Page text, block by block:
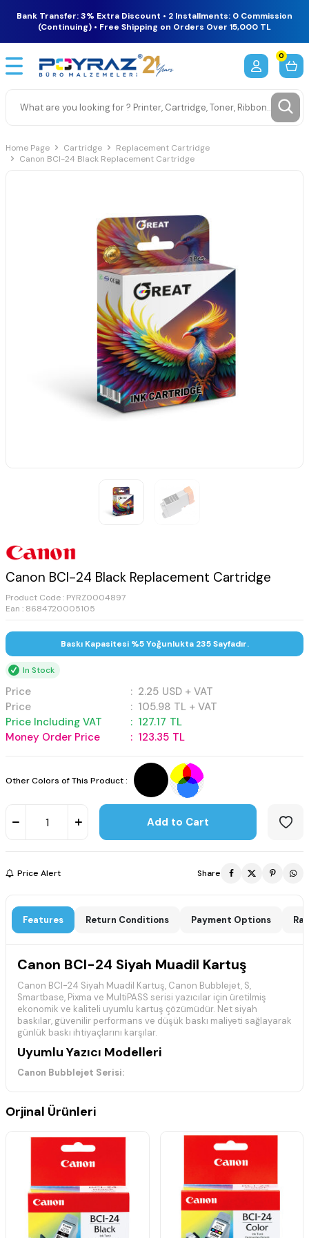
Bank Transfer: 3% Extra Discount • 2 Installments: 0 Commission
(Continuing) • Free Shipping on Orders Over 15,000 TL
0
Home Page Cartridge
Replacement Cartridge
Canon BCI-24 Black Replacement Cartridge
Canon BCI-24 Black Replacement Cartridge
Product Code : PYRZ0004897
Ean : 8684720005105
Baskı Kapasitesi %5 Yoğunlukta 235 Sayfadır.
In Stock
Price : 2.25 USD + VAT
Price
: 105.98 TL + VAT
Price Including VAT
: 127.17 TL
Money Order Price
: 123.35 TL
Other Colors of This Product :
Add to Cart
Price Alert Share
Features Return Conditions Payment Options
Canon BCI-24 Siyah Muadil Kartuş
Canon BCI-24 Siyah Muadil Kartuş, Canon Bubblejet, S,
Smartbase, Pixma ve MultiPASS serisi yazıcılar için üretilmiş
ekonomik ve kaliteli uyumlu kartuş çözümüdür. Net siyah
baskılar, güvenilir performans ve düşük baskı maliyeti sağlayarak
günlük baskı ihtiyaçlarını karşılar.
Uyumlu Yazıcı Modelleri
Canon Bubblejet Serisi:
Bubblejet i455, Canon Bubblejet i470D, Canon Bubblejet i475D
Canon S200, Canon S200X, Canon S300
Canon Smartbase MP Serisi:
Canon Smartbase MP-200, Canon Smartbase MP-360, Canon
Canon Pixma iP Serisi:
Canon Pixma iP-1000, Canon Pixma iP-1500, Canon Pixma iP-
Orjinal Ürünleri